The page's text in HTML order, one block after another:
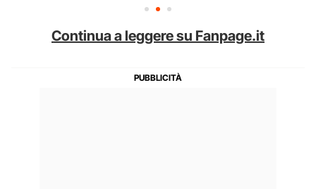
Continua a leggere su Fanpage.it